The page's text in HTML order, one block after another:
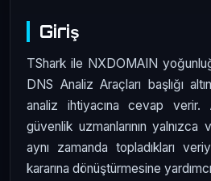
Giriş
TShark ile NXDOMAIN
DNS Analiz Araçları başlığı
analiz ihtiyacına cevap verir.
güvenlik uzmanlarının yalnızca
aynı zamanda topladıkları
kararına dönüştürmesine